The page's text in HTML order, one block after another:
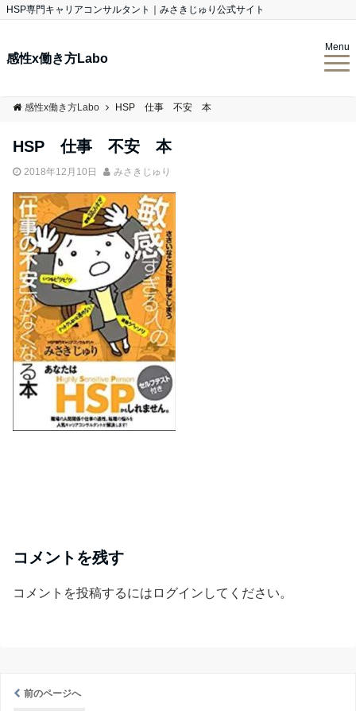
HSP専門キャリアコンサルタント｜みさきじゅり公式サイト
感性x働き方Labo
Menu
感性x働き方Labo HSP 仕事 不安 本
HSP 仕事 不安 本
2018年12月10日 みさきじゅり
コメントを残す
コメントを投稿するには ログイン してください。
前のページへ